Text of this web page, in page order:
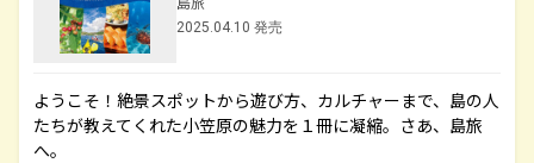
2025.04.10 発売
ようこそ！絶景スポットから遊び方、カルチャーまで、島の人
たちが教えてくれた小笠原の魅力を１冊に凝縮。さあ、島旅
へ。